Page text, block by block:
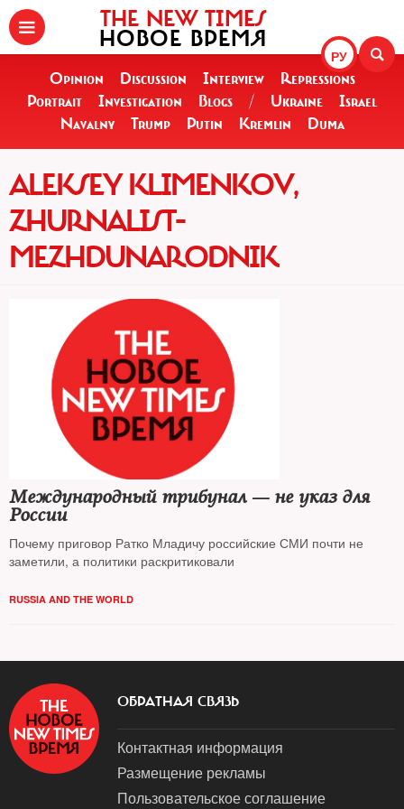
РУ
THE NEW TIMES
НОВОЕ ВРЕМЯ
Opinion Discussion Interview
Repressions
Portrait
Investigation Blogs / Ukraine
Israel
Navalny
Trump Putin Kremlin Duma
ALEKSEY KLIMENKOV,
ZHURNALIST-
MEZHDUNARODNIK
Международный трибунал — не указ для
России
Почему приговор Ратко Младичу российские СМИ почти не
заметили, а политики раскритиковали
RUSSIA AND THE WORLD
ОБРАТНАЯ СВЯЗЬ
Контактная информация
Размещение рекламы
Пользовательское соглашение